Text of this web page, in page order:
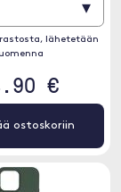
▾
lähetetään
€
ostoskoriin